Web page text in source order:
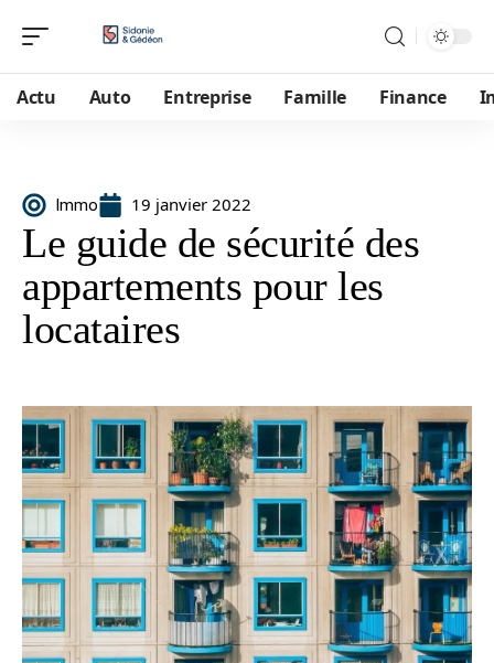
Actu Auto Entreprise Famille Finance
Immo 19 janvier 2022
Le guide de sécurité des
appartements pour les
locataires